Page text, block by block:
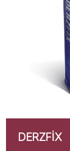
DERZFIX